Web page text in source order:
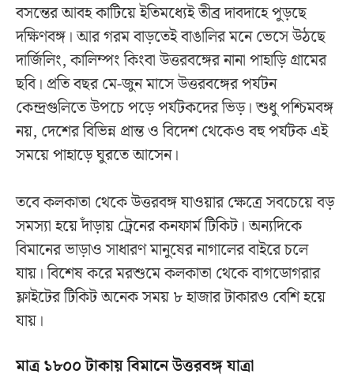
বসন্তের আবহ কাটিয়ে ইতিমধ্যেই তীব্র দাবদাহে পুড়ছে
দক্ষিণবঙ্গ। আর গরম বাড়তেই বাঙালির মনে ভেসে উঠছে
দার্জিলিং, কালিম্পং কিংবা উত্তরবঙ্গের নানা পাহাড়ি গ্রামের
ছবি। প্রতি বছর মে-জুন মাসে উত্তরবঙ্গের পর্যটন
কেন্দ্রগুলিতে উপচে পড়ে পর্যটকদের ভিড়। শুধু পশ্চিমবঙ্গ
নয়, দেশের বিভিন্ন প্রান্ত ও বিদেশ থেকেও বহু পর্যটক এই
সময়ে পাহাড়ে ঘুরতে আসেন।
তবে কলকাতা থেকে উত্তরবঙ্গ যাওয়ার ক্ষেত্রে সবচেয়ে বড়
সমস্যা হয়ে দাঁড়ায় ট্রেনের কনফার্ম টিকিট। অন্যদিকে
বিমানের ভাড়াও সাধারণ মানুষের নাগালের বাইরে চলে
যায়। বিশেষ করে মরশুমে কলকাতা থেকে বাগডোগরার
ফ্লাইটের টিকিট অনেক সময় ৮ হাজার টাকারও বেশি হয়ে
যায়।
মাত্র ১৮০০ টাকায় বিমানে উত্তরবঙ্গ যাত্রা